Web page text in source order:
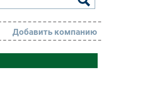
Добавить компанию